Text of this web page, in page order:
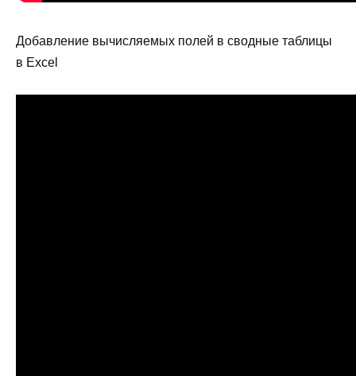
Добавление вычисляемых полей в сводные таблицы
в Excel